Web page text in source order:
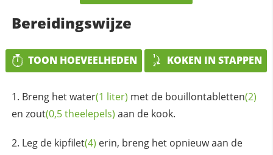
Bereidingswijze
TOON HOEVEELHEDEN KOKEN IN STAPPEN
Breng hetwater(1 liter) met de bouillontabletten(2)
en zout(0,5 theelepels) aan de kook.
Leg de kipfilet(4) erin, breng het opnieuw aan de